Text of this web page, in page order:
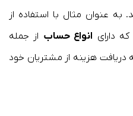
عنوان مثال با استفاده از
که دارای انواع حساب از جمله
دریافت هزینه از مشتریان خود